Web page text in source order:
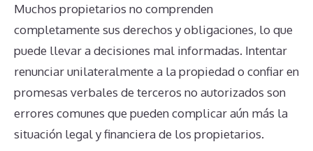
Muchos propietarios no comprenden
completamente sus derechos y obligaciones, lo que
puede llevar a decisiones mal informadas. Intentar
renunciar unilateralmente a la propiedad o confiar en
promesas verbales de terceros no autorizados son
errores comunes que pueden complicar aún más la
situación legal y financiera de los propietarios.